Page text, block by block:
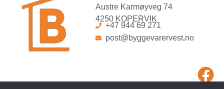
Austre Karmøyveg 74
4250 KOPERVIK
+47 944 69 271
post@byggevarervest.no